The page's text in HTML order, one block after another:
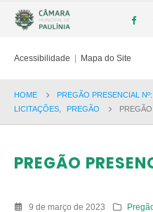
Acessibilidade | Mapa do Site
HOME
PREGÃO PRESENCIAL
LICITAÇÕES
PREGÃO
PREGÃO
9 de março de 2023